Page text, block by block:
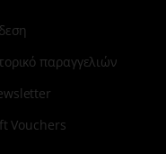
παραγγελιών
Vouchers